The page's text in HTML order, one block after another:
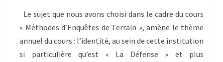
DE
J.
JOSSE)
Le sujet que nous avons choisi dans le cadre du cours
« Méthodes d’Enquêtes de Terrain », amène le thème
annuel du cours : l’identité, au sein de cette institution
si particulière qu’est « La Défense » et plus